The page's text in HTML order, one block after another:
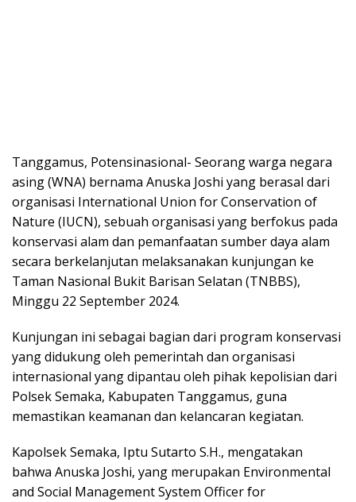
Tanggamus, Potensinasional- Seorang warga negara
asing (WNA) bernama Anuska Joshi yang berasal dari
organisasi International Union for Conservation of
Nature (IUCN), sebuah organisasi yang berfokus pada
konservasi alam dan pemanfaatan sumber daya alam
secara berkelanjutan melaksanakan kunjungan ke
Taman Nasional Bukit Barisan Selatan (TNBBS),
Minggu 22 September 2024.
Kunjungan ini sebagai bagian dari program konservasi
yang didukung oleh pemerintah dan organisasi
internasional yang dipantau oleh pihak kepolisian dari
Polsek Semaka, Kabupaten Tanggamus, guna
memastikan keamanan dan kelancaran kegiatan.
Kapolsek Semaka, Iptu Sutarto S.H., mengatakan
bahwa Anuska Joshi, yang merupakan Environmental
and Social Management System Officer for